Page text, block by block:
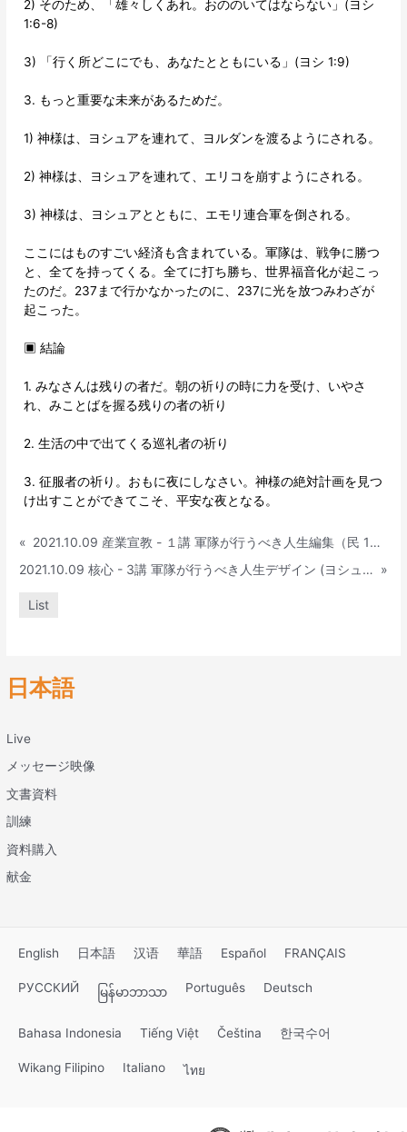
日本語
Live
メッセージ映像
文書資料
訓練
資料購入
献金
2) そのため、「雄々しくあれ。おののいてはならない」(ヨシ
1:6-8)
3) 「行く所どこにでも、あなたとともにいる」(ヨシ 1:9)
3. もっと重要な未来があるためだ。
1) 神様は、ヨシュアを連れて、ヨルダンを渡るようにされる。
2) 神様は、ヨシュアを連れて、エリコを崩すようにされる。
3) 神様は、ヨシュアとともに、エモリ連合軍を倒される。
ここにはものすごい経済も含まれている。軍隊は、戦争に勝つ
と、全てを持ってくる。全てに打ち勝ち、世界福音化が起こっ
たのだ。237まで行かなかったのに、237に光を放つみわざが
起こった。
▣ 結論
1. みなさんは残りの者だ。朝の祈りの時に力を受け、いやさ
れ、みことばを握る残りの者の祈り
2. 生活の中で出てくる巡礼者の祈り
3. 征服者の祈り。おもに夜にしなさい。神様の絶対計画を見つ
け出すことができてこそ、平安な夜となる。
«
2021.10.09 産業宣教 - １講 軍隊が行うべき人生編集（民 14：1-10）
2021.10.09 核心 - 3講 軍隊が行うべき人生デザイン (ヨシュア 10:10-14)
»
List
English 日本語 汉语 華語 Español FRANÇAIS
РУССКИЙ မြန်မာဘာသာ Português Deutsch
Bahasa Indonesia Tiếng Việt Čeština 한국수어
Wikang Filipino Italiano ไทย